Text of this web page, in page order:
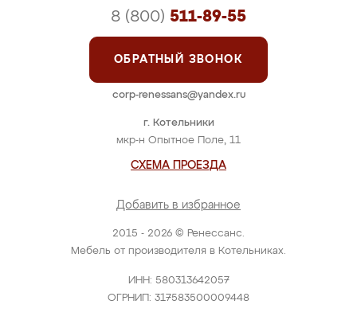
2015 - 2026 © Ренессанс.
Мебель от производителя в Котельниках.
ИНН: 580313642057
ОГРНИП: 317583500009448
г. Котельники
мкр-н Опытное Поле, 11
СХЕМА ПРОЕЗДА
Добавить в избранное
8 (800) 511-89-55
ОБРАТНЫЙ ЗВОНОК
corp-renessans@yandex.ru